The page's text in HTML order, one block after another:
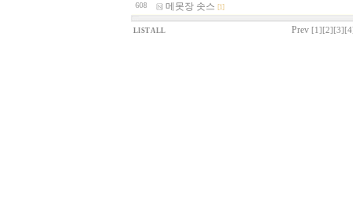
608 메못장 솟스 [1]
LIST ALL Prev [1] [2] [3]